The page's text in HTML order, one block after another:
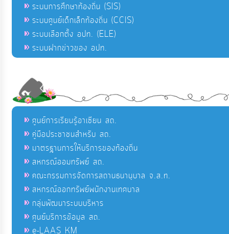
ระบบการศึกษาท้องถิ่น (SIS)
ระบบศูนย์เด็กเล็กท้องถิ่น (CCIS)
ระบบเลือกตั้ง อปท. (ELE)
ระบบฝากข่าวของ อปท.
ศูนย์การเรียนรู้อาเซียน สถ.
คู่มือประชาชนสำหรับ สถ.
มาตรฐานการให้บริการของท้องถิ่น
สหกรณ์ออมทรัพย์ สถ.
คณะกรรมการจัดการสถานธนานุบาล จ.ส.ท.
สหกรณ์ออกทรัพย์พนักงานเทศบาล
กลุ่มพัฒนาระบบบริหาร
ศูนย์บริการข้อมูล สถ.
e-LAAS KM